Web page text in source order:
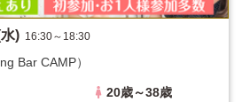
) 16:30～18:30
Bar CAMP）
20歳～38歳